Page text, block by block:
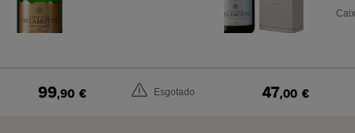
99,90 € Esgotado 47,00 €